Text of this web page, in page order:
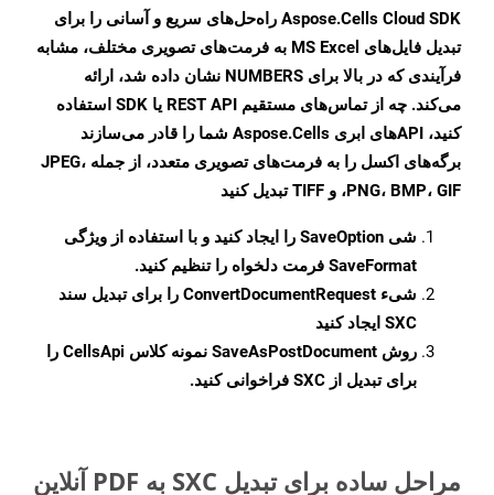
Aspose.Cells Cloud SDK راه‌حل‌های سریع و آسانی را برای
تبدیل فایل‌های MS Excel به فرمت‌های تصویری مختلف، مشابه
فرآیندی که در بالا برای NUMBERS نشان داده شد، ارائه
می‌کند. چه از تماس‌های مستقیم REST API یا SDK استفاده
کنید، APIهای ابری Aspose.Cells شما را قادر می‌سازند
برگه‌های اکسل را به فرمت‌های تصویری متعدد، از جمله JPEG،
PNG، BMP، GIF، و TIFF تبدیل کنید
شی SaveOption را ایجاد کنید و با استفاده از ویژگی
SaveFormat فرمت دلخواه را تنظیم کنید.
شیء ConvertDocumentRequest را برای تبدیل سند
SXC ایجاد کنید
روش SaveAsPostDocument
نمونه کلاس CellsApi را
برای تبدیل از SXC فراخوانی کنید.
مراحل ساده برای تبدیل SXC به PDF آنلاین